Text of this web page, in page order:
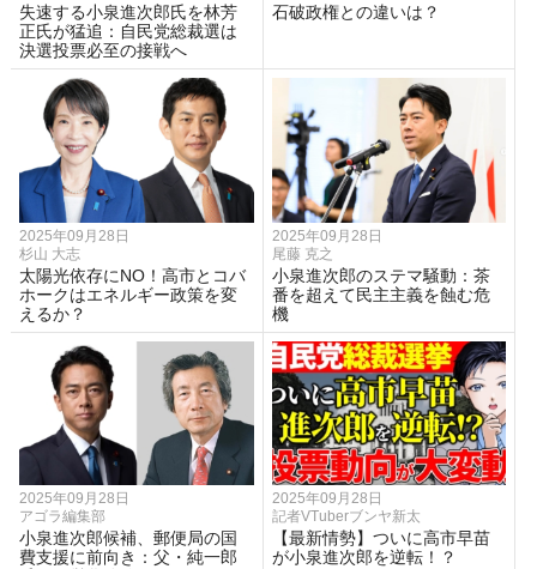
失速する小泉進次郎氏を林芳
正氏が猛追：自民党総裁選は
決選投票必至の接戦へ
石破政権との違いは？
2025年09月28日
杉山 大志
太陽光依存にNO！高市とコバ
ホークはエネルギー政策を変
えるか？
2025年09月28日
尾藤 克之
小泉進次郎のステマ騒動：茶
番を超えて民主主義を蝕む危
機
2025年09月28日
アゴラ編集部
小泉進次郎候補、郵便局の国
費支援に前向き：父・純一郎
2025年09月28日
記者VTuberブンヤ新太
【最新情勢】ついに高市早苗
が小泉進次郎を逆転！？